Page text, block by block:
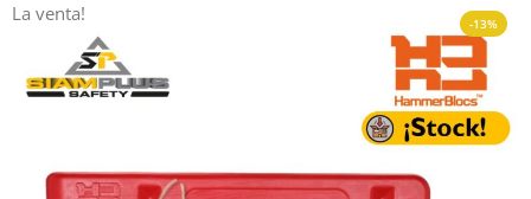
-13%
La venta!